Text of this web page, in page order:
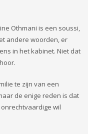
Othmani is een soussi,
andere woorden, er
in het kabinet. Niet dat
te zijn van een
de enige reden is dat
wil